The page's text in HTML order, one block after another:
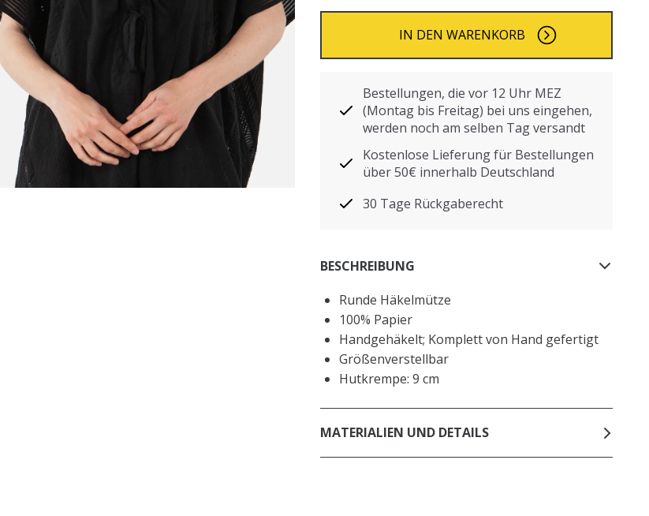
IN DEN WARENKORB
Bestellungen, die vor 12 Uhr MEZ
(Montag bis Freitag) bei uns eingehen,
werden noch am selben Tag versandt
Kostenlose Lieferung für Bestellungen
über 50€ innerhalb Deutschland
30 Tage Rückgaberecht
BESCHREIBUNG
Runde Häkelmütze
100% Papier
Handgehäkelt; Komplett von Hand gefertigt
Größenverstellbar
Hutkrempe: 9 cm
MATERIALIEN UND DETAILS